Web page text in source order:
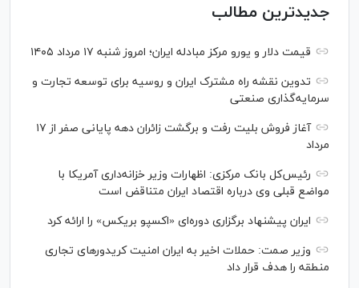
جدیدترین مطالب
قیمت دلار و یورو مرکز مبادله ایران؛ امروز شنبه ۱۷ مرداد ۱۴۰۵
تدوین نقشه راه مشترک ایران و روسیه برای توسعه تجارت و
سرمایه‌گذاری صنعتی
آغاز فروش بلیت رفت و برگشت زائران دهه پایانی صفر از ۱۷
مرداد
رئیس‌کل بانک مرکزی: اظهارات وزیر خزانه‌داری آمریکا با
مواضع قبلی وی درباره اقتصاد ایران متناقض است
ایران پیشنهاد برگزاری دوره‌ای «اکسپو بریکس» را ارائه کرد
وزیر صمت: حملات اخیر به ایران امنیت کریدورهای تجاری
منطقه را هدف قرار داد